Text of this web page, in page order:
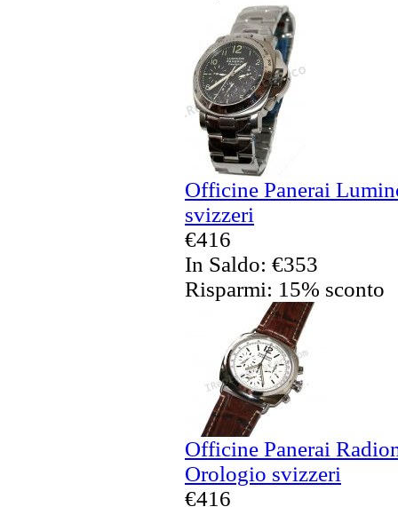
Officine Panerai
svizzeri
€416
In Saldo: €353
Risparmi: 15% sconto
Officine Panerai
Orologio svizzeri
€416